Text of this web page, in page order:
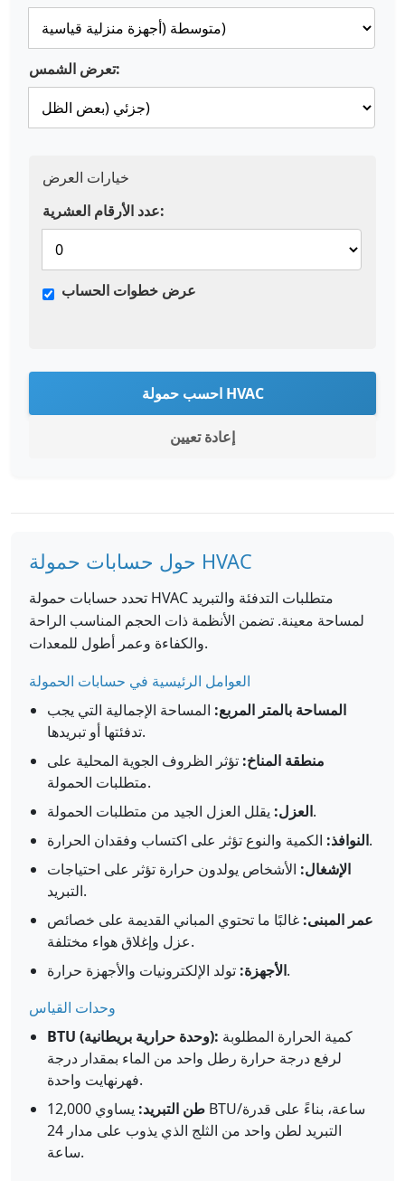
تعرض الشمس:
خيارات العرض
عدد الأرقام العشرية:
عرض خطوات الحساب
احسب حمولة HVAC
إعادة تعيين
حول حسابات حمولة HVAC
تحدد حسابات حمولة HVAC متطلبات التدفئة والتبريد
لمساحة معينة. تضمن الأنظمة ذات الحجم المناسب الراحة
والكفاءة وعمر أطول للمعدات.
العوامل الرئيسية في حسابات الحمولة
المساحة بالمتر المربع: المساحة الإجمالية التي يجب
تدفئتها أو تبريدها.
منطقة المناخ: تؤثر الظروف الجوية المحلية على
متطلبات الحمولة.
العزل:يقلل العزل الجيد من متطلبات الحمولة.
النوافذ:الكمية والنوع تؤثر على اكتساب وفقدان الحرارة.
الإشغال: الأشخاص يولدون حرارة تؤثر على احتياجات
التبريد.
عمر المبنى: غالبًا ما تحتوي المباني القديمة على خصائص
عزل وإغلاق هواء مختلفة.
الأجهزة:تولد الإلكترونيات والأجهزة حرارة.
وحدات القياس
BTU (وحدة حرارية بريطانية):
لرفع درجة حرارة رطل واحد من الماء بمقدار درجة
فهرنهايت واحدة.
طن التبريد:
يساوي 12,000 BTU/ساعة، بناءً على قدرة
التبريد لطن واحد من الثلج الذي يذوب على مدار 24
ساعة.